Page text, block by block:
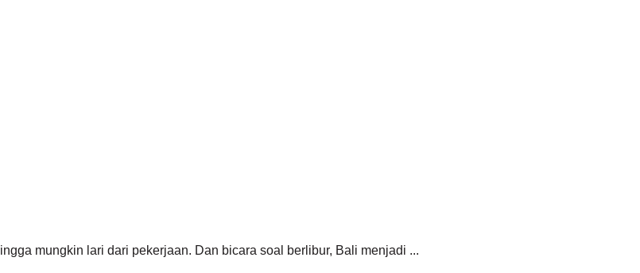
mungkin lari dari pekerjaan. Dan bicara soal berlibur, Bali menjadi ...